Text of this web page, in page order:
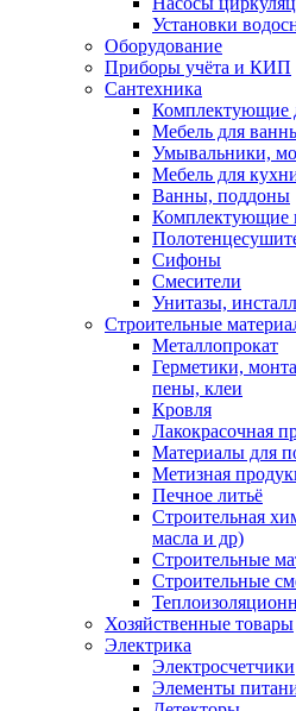
Установки
Оборудование
Приборы учёта и КИП
Сантехника
Комплектующие
Мебель для
Умывальники,
Мебель для
Ванны, поддоны
Комплектующие
Сифоны
Смесители
Унитазы,
Строительные
Металлопрокат
Герметики,
пены, клеи
Кровля
Лакокрасочная
Материалы для
Метизная
Печное литьё
Строительная
масла и др)
Строительные
Строительные
Хозяйственные товары
Электрика
Электросчетчики
Элементы